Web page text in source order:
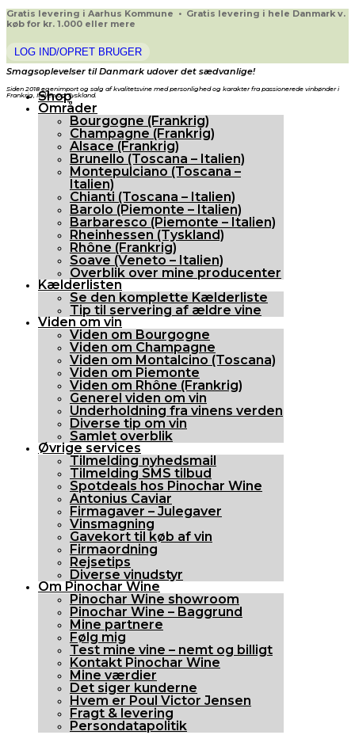
Gratis levering i Aarhus Kommune • Gratis levering i hele Danmark v.
køb for kr. 1.000 eller mere
LOG IND/OPRET BRUGER
Smagsoplevelser til Danmark udover det sædvanlige!
Siden 2018 egenimport og salg af kvalitetsvine med personlighed og karakter fra passionerede vinbønder i
Frankrig, Italien og Tyskland.
Shop
Områder
Bourgogne (Frankrig)
Champagne (Frankrig)
Alsace (Frankrig)
Brunello (Toscana – Italien)
Montepulciano (Toscana –
Italien)
Chianti (Toscana – Italien)
Barolo (Piemonte – Italien)
Barbaresco (Piemonte – Italien)
Rheinhessen (Tyskland)
Rhône (Frankrig)
Soave (Veneto – Italien)
Overblik over mine producenter
Kælderlisten
Se den komplette Kælderliste
Tip til servering af ældre vine
Viden om vin
Viden om Bourgogne
Viden om Champagne
Viden om Montalcino (Toscana)
Viden om Piemonte
Viden om Rhône (Frankrig)
Generel viden om vin
Underholdning fra vinens verden
Diverse tip om vin
Samlet overblik
Øvrige services
Tilmelding nyhedsmail
Tilmelding SMS tilbud
Spotdeals hos Pinochar Wine
Antonius Caviar
Firmagaver – Julegaver
Vinsmagning
Gavekort til køb af vin
Firmaordning
Rejsetips
Diverse vinudstyr
Om Pinochar Wine
Pinochar Wine showroom
Pinochar Wine – Baggrund
Mine partnere
Følg mig
Test mine vine – nemt og billigt
Kontakt Pinochar Wine
Mine værdier
Det siger kunderne
Hvem er Poul Victor Jensen
Fragt & levering
Persondatapolitik